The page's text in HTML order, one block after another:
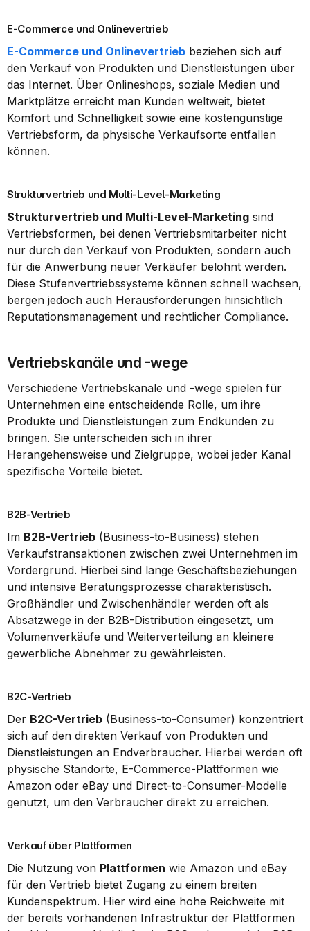
E-Commerce und Onlinevertrieb
E-Commerce und Onlinevertrieb beziehen sich auf
den Verkauf von Produkten und Dienstleistungen über
das Internet. Über Onlineshops, soziale Medien und
Marktplätze erreicht man Kunden weltweit, bietet
Komfort und Schnelligkeit sowie eine kostengünstige
Vertriebsform, da physische Verkaufsorte entfallen
können.
Strukturvertrieb und Multi-Level-Marketing
Strukturvertrieb und Multi-Level-Marketing sind
Vertriebsformen, bei denen Vertriebsmitarbeiter nicht
nur durch den Verkauf von Produkten, sondern auch
für die Anwerbung neuer Verkäufer belohnt werden.
Diese Stufenvertriebssysteme können schnell wachsen,
bergen jedoch auch Herausforderungen hinsichtlich
Reputationsmanagement und rechtlicher Compliance.
Vertriebskanäle und -wege
Verschiedene Vertriebskanäle und -wege spielen für
Unternehmen eine entscheidende Rolle, um ihre
Produkte und Dienstleistungen zum Endkunden zu
bringen. Sie unterscheiden sich in ihrer
Herangehensweise und Zielgruppe, wobei jeder Kanal
spezifische Vorteile bietet.
B2B-Vertrieb
Im B2B-Vertrieb (Business-to-Business) stehen
Verkaufstransaktionen zwischen zwei Unternehmen im
Vordergrund. Hierbei sind lange Geschäftsbeziehungen
und intensive Beratungsprozesse charakteristisch.
Großhändler und Zwischenhändler werden oft als
Absatzwege in der B2B-Distribution eingesetzt, um
Volumenverkäufe und Weiterverteilung an kleinere
gewerbliche Abnehmer zu gewährleisten.
B2C-Vertrieb
Der B2C-Vertrieb (Business-to-Consumer) konzentriert
sich auf den direkten Verkauf von Produkten und
Dienstleistungen an Endverbraucher. Hierbei werden oft
physische Standorte, E-Commerce-Plattformen wie
Amazon oder eBay und Direct-to-Consumer-Modelle
genutzt, um den Verbraucher direkt zu erreichen.
Verkauf über Plattformen
Die Nutzung von Plattformen wie Amazon und eBay
für den Vertrieb bietet Zugang zu einem breiten
Kundenspektrum. Hier wird eine hohe Reichweite mit
der bereits vorhandenen Infrastruktur der Plattformen